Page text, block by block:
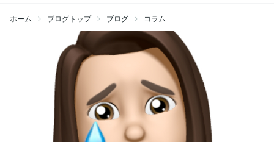
ホーム ブログトップ ブログ コラム